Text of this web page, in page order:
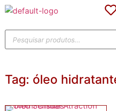
Tag: óleo